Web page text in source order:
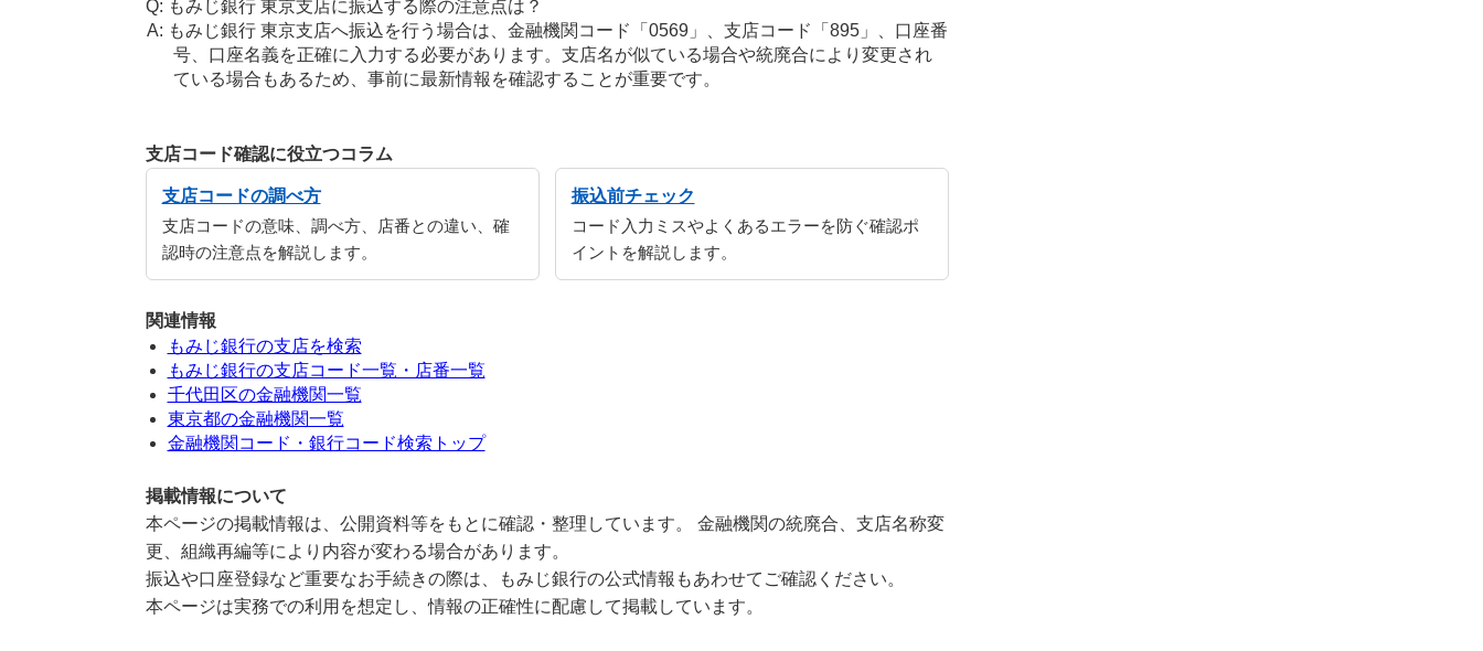
もみじ銀行 東京支店に振込する際の注意点は？
もみじ銀行 東京支店へ振込を行う場合は、金融機関コード「0569」、支店コード「895」、口座番
号、口座名義を正確に入力する必要があります。支店名が似ている場合や統廃合により変更され
ている場合もあるため、事前に最新情報を確認することが重要です。
支店コード確認に役立つコラム
支店コードの調べ方
支店コードの意味、調べ方、店番との違い、確
認時の注意点を解説します。
振込前チェック
コード入力ミスやよくあるエラーを防ぐ確認ポ
イントを解説します。
関連情報
もみじ銀行の支店を検索
もみじ銀行の支店コード一覧・店番一覧
千代田区の金融機関一覧
東京都の金融機関一覧
金融機関コード・銀行コード検索トップ
掲載情報について
本ページの掲載情報は、公開資料等をもとに確認・整理しています。 金融機関の統廃合、支店名称変
更、組織再編等により内容が変わる場合があります。
振込や口座登録など重要なお手続きの際は、もみじ銀行の公式情報もあわせてご確認ください。
本ページは実務での利用を想定し、情報の正確性に配慮して掲載しています。